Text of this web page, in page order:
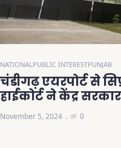
NATIONALPUBLIC INTERESTPUNJAB
चंडीगढ़ एयरपोर्ट से
हाईकोर्ट ने केंद्र
November 5, 2024 0